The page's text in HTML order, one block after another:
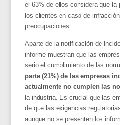
el 63% de ellos considera que la
los clientes en caso de
preocupaciones.
Aparte de la notificación de
informe muestran que las
serio el cumplimiento de las
parte (21%) de las empresas
actualmente no cumplen las
la industria. Es crucial que las
de que las exigencias
aunque no se presenten los